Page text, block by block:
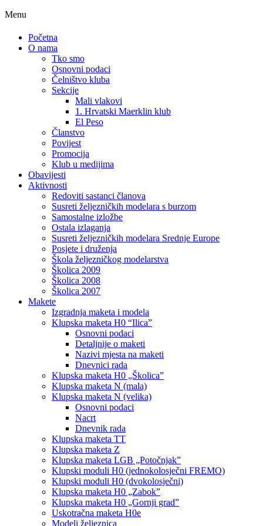
Menu
Početna
O nama
Tko smo
Osnovni podaci
Čelništvo kluba
Sekcije
Mali vlakovi
1. Hrvatski Maerklin klub
El Peso
Članstvo
Povijest
Promocija
Klub u medijima
Obavijesti
Aktivnosti
Redoviti sastanci članova
Susreti željezničkih modelara s burzom
Samostalne izložbe
Ostala izlaganja
Susreti željezničkih modelara Srednje Europe
Posjete i druženja
Škola željezničkog modelarstva
Školica 2009
Školica 2008
Školica 2007
Makete
Izgradnja maketa i modela
Klupska maketa H0 “Ilica”
Osnovni podaci
Detaljnije o maketi
Nazivi mjesta na maketi
Dnevnici rada
Klupska maketa H0 „Školica”
Klupska maketa N (mala)
Klupska maketa N (velika)
Osnovni podaci
Nacrt
Dnevnik rada
Klupska maketa TT
Klupska maketa Z
Klupska maketa LGB „Potočnjak”
Klupski moduli H0 (jednokolosječni FREMO)
Klupski moduli H0 (dvokolosječni)
Klupska maketa H0 „Zabok”
Klupska maketa H0 „Gornji grad”
Uskotračna maketa H0e
Modeli željeznica